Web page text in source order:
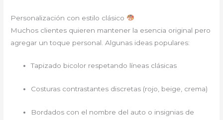
Personalización con estilo clásico
Muchos clientes quieren mantener la esencia original pero
agregar un toque personal. Algunas ideas populares:
Tapizado bicolor respetando líneas clásicas
Costuras contrastantes discretas (rojo, beige, crema)
Bordados con el nombre del auto o insignias de